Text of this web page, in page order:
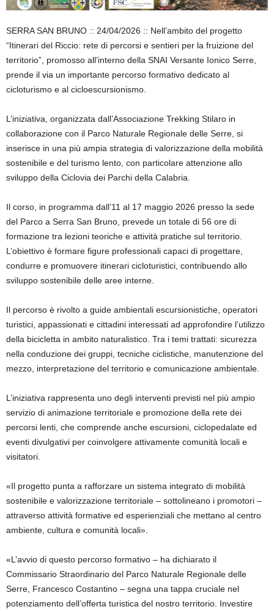
SERRA SAN BRUNO :: 24/04/2026 :: Nell’ambito del progetto
“Itinerari del Riccio: rete di percorsi e sentieri per la fruizione del
territorio”, promosso all’interno della SNAI Versante Ionico Serre,
prende il via un importante percorso formativo dedicato al
cicloturismo e al cicloescursionismo.
L’iniziativa, organizzata dall’Associazione Trekking Stilaro in
collaborazione con il Parco Naturale Regionale delle Serre, si
inserisce in una più ampia strategia di valorizzazione della mobilità
sostenibile e del turismo lento, con particolare attenzione allo
sviluppo della Ciclovia dei Parchi della Calabria.
Il corso, in programma dall’11 al 17 maggio 2026 presso la sede
del Parco a Serra San Bruno, prevede un totale di 56 ore di
formazione tra lezioni teoriche e attività pratiche sul territorio.
L’obiettivo è formare figure professionali capaci di progettare,
condurre e promuovere itinerari cicloturistici, contribuendo allo
sviluppo sostenibile delle aree interne.
Il percorso è rivolto a guide ambientali escursionistiche, operatori
turistici, appassionati e cittadini interessati ad approfondire l’utilizzo
della bicicletta in ambito naturalistico. Tra i temi trattati: sicurezza
nella conduzione dei gruppi, tecniche ciclistiche, manutenzione del
mezzo, interpretazione del territorio e comunicazione ambientale.
L’iniziativa rappresenta uno degli interventi previsti nel più ampio
servizio di animazione territoriale e promozione della rete dei
percorsi lenti, che comprende anche escursioni, ciclopedalate ed
eventi divulgativi per coinvolgere attivamente comunità locali e
visitatori.
«Il progetto punta a rafforzare un sistema integrato di mobilità
sostenibile e valorizzazione territoriale – sottolineano i promotori –
attraverso attività formative ed esperienziali che mettano al centro
ambiente, cultura e comunità locali».
«L’avvio di questo percorso formativo – ha dichiarato il
Commissario Straordinario del Parco Naturale Regionale delle
Serre, Francesco Costantino – segna una tappa cruciale nel
potenziamento dell’offerta turistica del nostro territorio. Investire